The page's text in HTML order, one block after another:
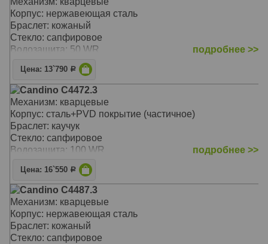
Корпус: нержавеющая сталь
Браслет: кожаный
Стекло: сапфировое
Водозащита: 50 WR
подробнее >>
Цена: 13`790 Р
Candino C4472.3
Механизм: кварцевые
Корпус: сталь+PVD покрытие (частичное)
Браслет: каучук
Стекло: сапфировое
Водозащита: 100 WR
подробнее >>
Цена: 16`550 Р
Candino C4487.3
Механизм: кварцевые
Корпус: нержавеющая сталь
Браслет: кожаный
Стекло: сапфировое